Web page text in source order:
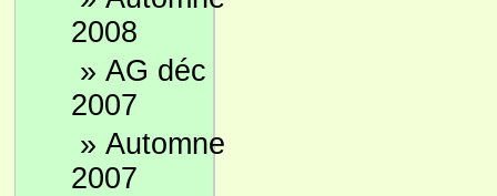
2008
» AG déc
2007
» Automne
2007